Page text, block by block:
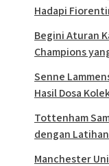
Hadapi
Begini Aturan
Champions
Senne
Hasil Dosa
Tottenham
dengan
Manchester